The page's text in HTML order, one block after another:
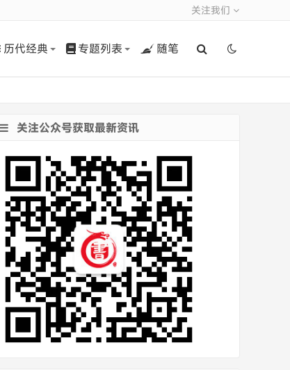
关注我们
历代经典 专题列表 随笔
关注公众号获取最新资讯